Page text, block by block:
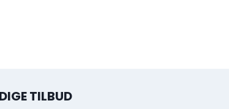
TILBUD